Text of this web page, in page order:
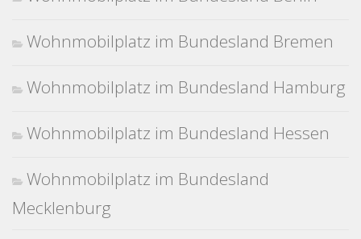
Wohnmobilplatz im Bundesland Bremen
Wohnmobilplatz im Bundesland Hamburg
Wohnmobilplatz im Bundesland Hessen
Wohnmobilplatz im Bundesland
Mecklenburg